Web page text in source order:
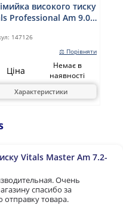
високого тиску
Professional Am 9.0-
147126
⚖ Порівняти
Немає в
наявності
Характеристики
Vitals Master Am 7.2-
Очень
спасибо за
товара.